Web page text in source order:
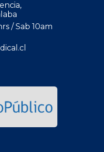
/ Sab 10am